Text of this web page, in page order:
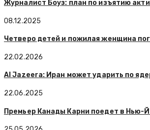
Журналист Боуз: план по изъятию
08.12.2025
Четверо детей и пожилая женщина
22.02.2026
Al Jazeera: Иран может ударить по
22.06.2025
Премьер Канады Карни поедет в Нью-